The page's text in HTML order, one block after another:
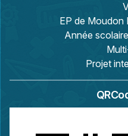
EP de Moudon
Année
Projet